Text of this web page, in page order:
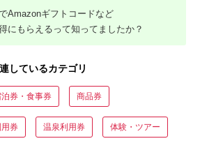
Amazonギフトコードなど
にもらえるって知ってましたか？
しているカテゴリ
券・食事券 商品券
用券 温泉利用券 体験・ツアー